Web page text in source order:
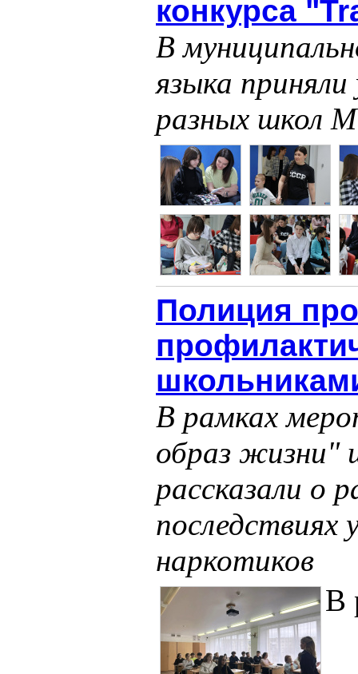
конкурса
В
языка
разных школ
Полиция
В рамках
образ жизни"
рассказали о
последствиях
наркотиков
В